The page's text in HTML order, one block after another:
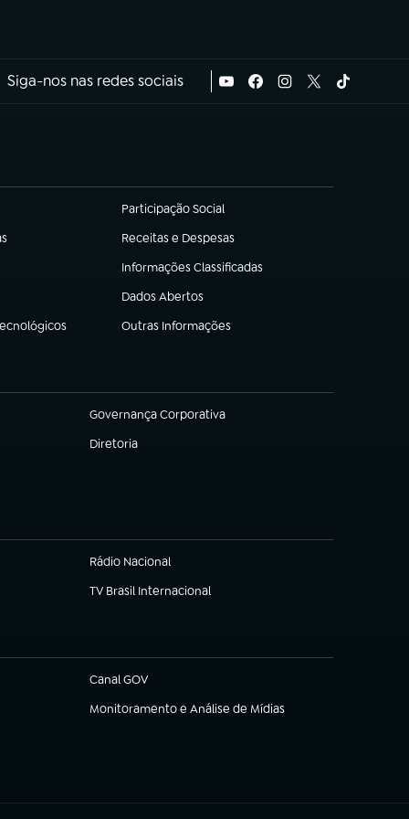
Siga-nos nas redes sociais
Participação Social
(abre em nova aba)
Receitas e Despesas
(abre em nova aba)
Informações Classificadas
(abre em nova aba)
Dados Abertos
(abre em nova aba)
Outras Informações
(abre em nova aba)
Governança Corporativa
(abre em nova aba)
Diretoria
(abre em nova aba)
Rádio Nacional
TV Brasil Internacional
(abre em nova aba)
Canal GOV
(abre em nova aba)
Monitoramento e Análise de Mídias
(abre em nova aba)